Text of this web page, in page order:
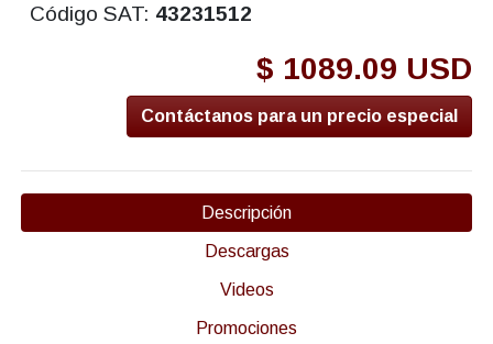
Código SAT: 43231512
$ 1089.09 USD
Contáctanos para un precio especial
Descripción
Descargas
Videos
Promociones